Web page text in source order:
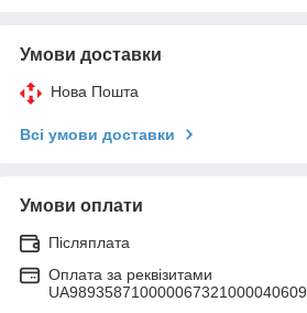
Умови доставки
Нова Пошта
Всі умови доставки
Умови оплати
Післяплата
Оплата за реквізитами
UA989358710000067321000040609